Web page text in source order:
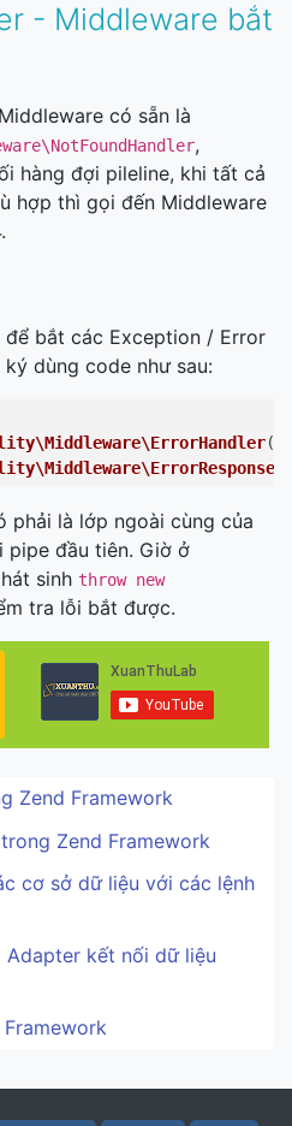
- Middleware bắt
có sẵn là
,
hàng đợi pileline, khi tất cả
hợp thì gọi đến Middleware
bắt các Exception / Error
dùng code như sau:
(
phải là lớp ngoài cùng của
pipe đầu tiên. Giờ ở
sinh throw new
tra lỗi bắt được.
Zend Framework
Zend Framework
cơ sở dữ liệu với các lệnh
kết nối dữ liệu